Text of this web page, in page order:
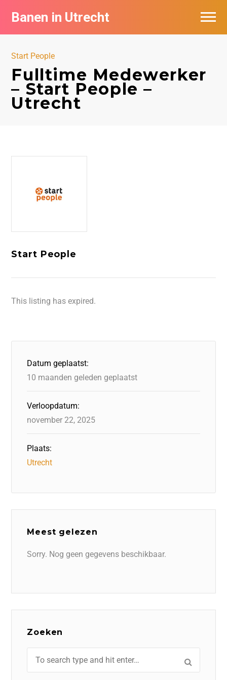
Banen in Utrecht
Start People
Fulltime Medewerker
– Start People –
Utrecht
Start People
This listing has expired.
Datum geplaatst:
10 maanden geleden geplaatst
Verloopdatum:
november 22, 2025
Plaats:
Utrecht
Meest gelezen
Sorry. Nog geen gegevens beschikbaar.
Zoeken
Vacatures per bedrijf in Utrecht
De populairste vacatures in Utrecht